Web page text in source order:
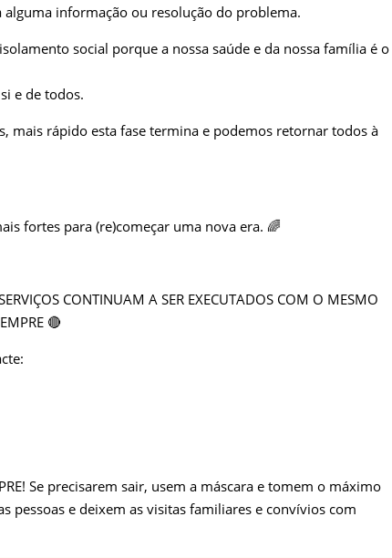
informação ou resolução do problema.
social porque a nossa saúde e da nossa família é o
e de todos.
mais rápido esta fase termina e podemos retornar todos à
fortes para (re)começar uma nova era. 🌈
CONTINUAM A SER EXECUTADOS COM O MESMO
🔴
Se precisarem sair, usem a máscara e tomem o máximo
pessoas e deixem as visitas familiares e convívios com